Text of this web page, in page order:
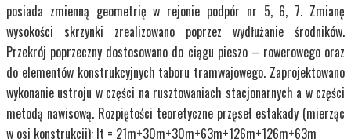
posiada zmienną geometrię w rejonie podpór nr 5, 6, 7. Zmianę
wysokości skrzynki zrealizowano poprzez wydłużanie środników.
Przekrój poprzeczny dostosowano do ciągu pieszo – rowerowego oraz
do elementów konstrukcyjnych taboru tramwajowego. Zaprojektowano
wykonanie ustroju w części na rusztowaniach stacjonarnych a w części
metodą nawisową. Rozpiętości teoretyczne przęseł estakady (mierząc
w osi konstrukcji): lt = 21m+30m+30m+63m+126m+126m+63m